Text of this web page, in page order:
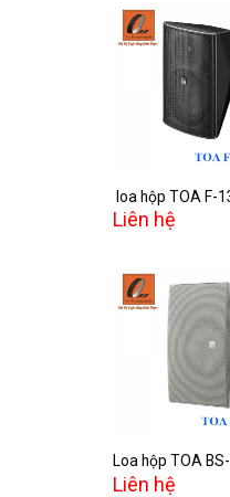
loa hộp TOA F-
Liên hệ
Loa hộp TOA
Liên hệ